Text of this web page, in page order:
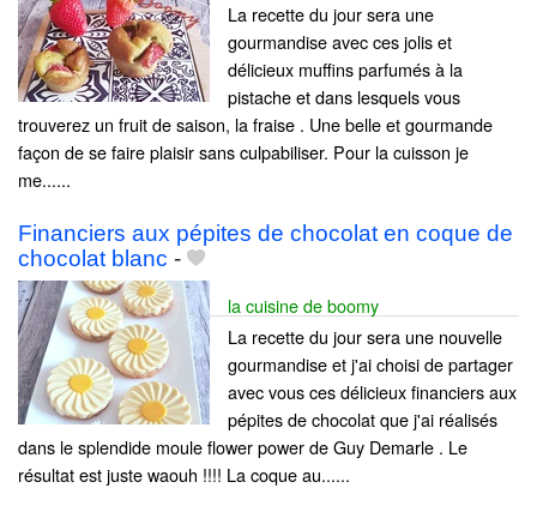
La recette du jour sera une
gourmandise avec ces jolis et
délicieux muffins parfumés à la
pistache et dans lesquels vous
trouverez un fruit de saison, la fraise . Une belle et gourmande
façon de se faire plaisir sans culpabiliser. Pour la cuisson je
me......
Financiers aux pépites de chocolat en coque de
chocolat blanc -
la cuisine de boomy
La recette du jour sera une nouvelle
gourmandise et j'ai choisi de partager
avec vous ces délicieux financiers aux
pépites de chocolat que j'ai réalisés
dans le splendide moule flower power de Guy Demarle . Le
résultat est juste waouh !!!! La coque au......